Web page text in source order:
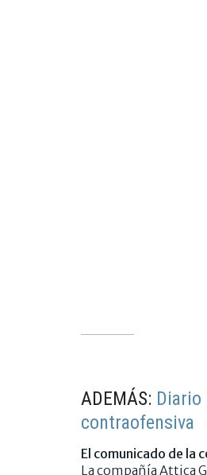
ADEMÁS:
contraofensiva
El comunicado de la
La compañía Attica